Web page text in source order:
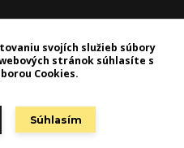
svojích služieb súbory
stránok súhlasíte s
Cookies.
Súhlasím